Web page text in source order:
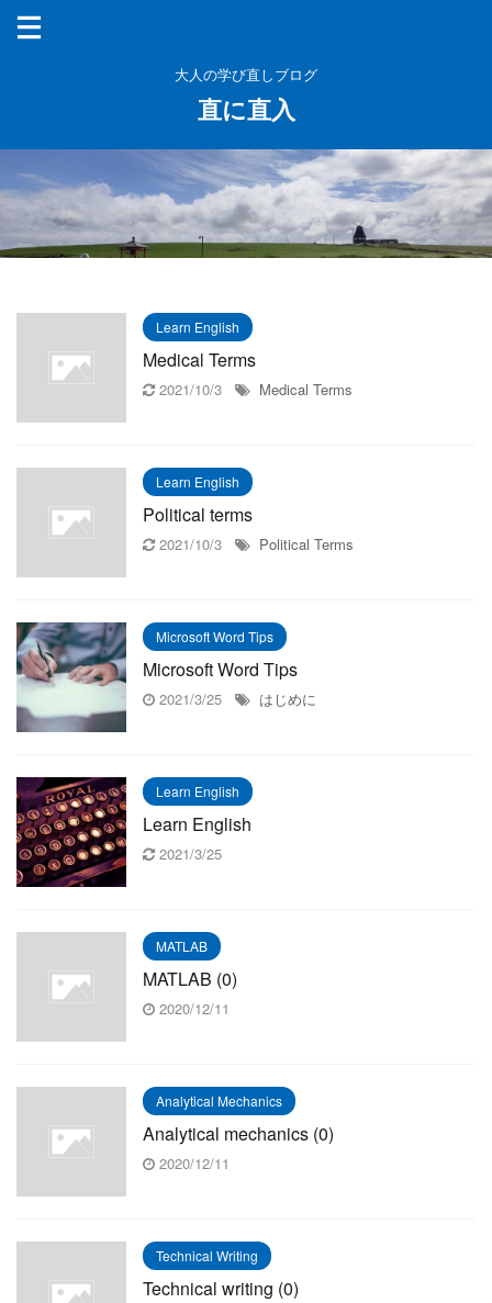
大人の学び直しブログ
直に直入
Learn English
Medical Terms
2021/10/3 Medical Terms
Learn English
Political terms
2021/10/3 Political Terms
Microsoft Word Tips
Microsoft Word Tips
2021/3/25 はじめに
Learn English
Learn English
2021/3/25
MATLAB
MATLAB (0)
2020/12/11
Analytical Mechanics
Analytical mechanics (0)
2020/12/11
Technical Writing
Technical writing (0)